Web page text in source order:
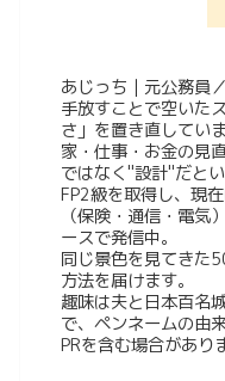
あじっち｜元公務員
手放すことで空いた
さ」を置き直していま
家・仕事・お金の見
ではなく"設計"だとい
FP2級を取得し、現
（保険・通信・電気
ースで発信中。
同じ景色を見てきた
方法を届けます。
趣味は夫と日本百名
で、ペンネームの由来
PRを含む場合があり